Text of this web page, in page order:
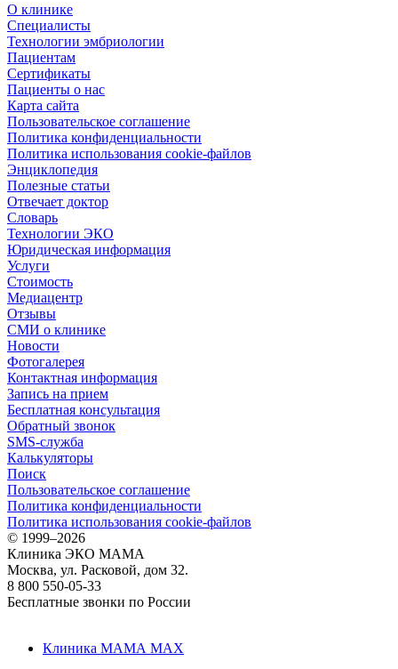
О клинике
Специалисты
Технологии эмбриологии
Пациентам
Сертификаты
Пациенты о нас
Карта сайта
Пользовательское соглашение
Политика конфиденциальности
Политика использования cookie-файлов
Энциклопедия
Полезные статьи
Отвечает доктор
Словарь
Технологии ЭКО
Юридическая информация
Услуги
Стоимость
Медиацентр
Отзывы
СМИ о клинике
Новости
Фотогалерея
Контактная информация
Запись на прием
Бесплатная консультация
Обратный звонок
SMS-служба
Калькуляторы
Поиск
Пользовательское соглашение
Политика конфиденциальности
Политика использования cookie-файлов
© 1999–2026
Клиника ЭКО МАМА
Москва, ул. Расковой, дом 32.
8 800 550-05-33
Бесплатные звонки по России
Клиника МАМА MAX